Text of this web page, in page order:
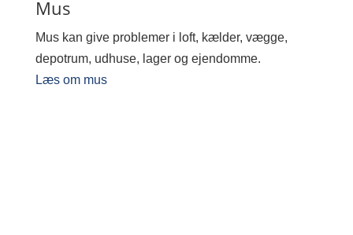
Mus
Mus kan give problemer i loft, kælder, vægge,
depotrum, udhuse, lager og ejendomme.
Læs om mus